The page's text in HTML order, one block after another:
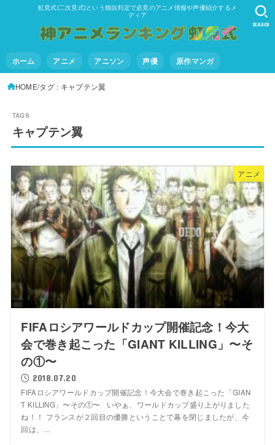
虹見式(二次見式)という独自判定で必見のアニメ情報や声優紹介するメ
ディア
ホーム アニメ アニソン 声優 原作マンガ
SEARCH
HOME タグ : キャプテン翼
キャプテン翼
アニメ
FIFAロシアワールドカップ開催記念！今大
会で巻き起こった「GIANT KILLING」〜そ
の①〜
2018.07.20
FIFAロシアワールドカップ開催記念！今大会で巻き起こった「GIAN
T KILLING」〜その①〜 いやぁ、ワールドカップ盛り上がりました
ね！！ フランスが２回目の優勝ということで幕を閉じましたが、今
回は、...